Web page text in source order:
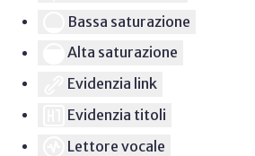
Bassa saturazione
Alta saturazione
Evidenzia link
Evidenzia titoli
Lettore vocale